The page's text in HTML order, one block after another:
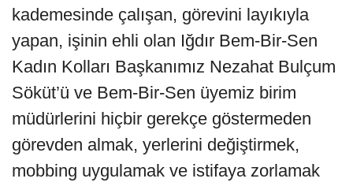
kademesinde çalışan, görevini layıkıyla
yapan, işinin ehli olan Iğdır Bem-Bir-Sen
Kadın Kolları Başkanımız Nezahat Bulçum
Söküt’ü ve Bem-Bir-Sen üyemiz birim
müdürlerini hiçbir gerekçe göstermeden
görevden almak, yerlerini değiştirmek,
mobbing uygulamak ve istifaya zorlamak